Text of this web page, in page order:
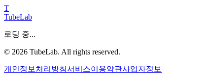
T
TubeLab
로딩 중...
© 2026 TubeLab. All rights reserved.
개인정보처리방침서비스이용약관사업자정보